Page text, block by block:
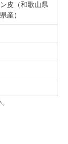
皮（和歌山県
産）